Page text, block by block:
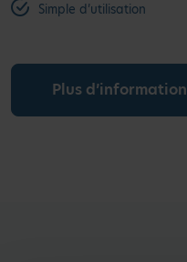
Simple d’utilisation
Plus d’information